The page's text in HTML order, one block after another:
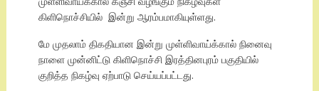
கிளிநொச்சியில் இன்று ஆரம்பமாகியுள்ளது.
மே முதலாம் திகதியான இன்று முள்ளிவாய்க்கால் நினைவு
நாளை முன்னிட்டு கிளிநொச்சி இரத்தினபுரம் பகுதியில்
குறித்த நிகழ்வு ஏற்பாடு செய்யப்பட்டது.